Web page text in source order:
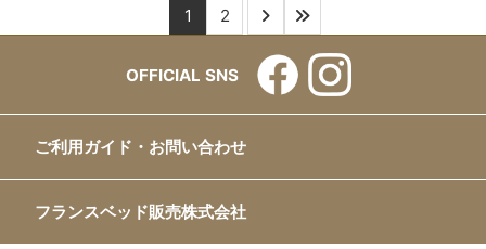
1
2
OFFICIAL SNS
ご利用ガイド・お問い合わせ
フランスベッド販売株式会社